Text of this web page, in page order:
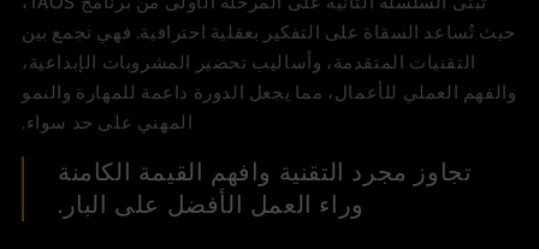
حيث تُساعد السقاة على التفكير بعقلية احترافية. فهي تجمع بين
التقنيات المتقدمة، وأساليب تحضير المشروبات الإبداعية،
والفهم العملي للأعمال، مما يجعل الدورة داعمة للمهارة والنمو
المهني على حد سواء.
تجاوز مجرد التقنية وافهم القيمة الكامنة
وراء العمل الأفضل على البار.